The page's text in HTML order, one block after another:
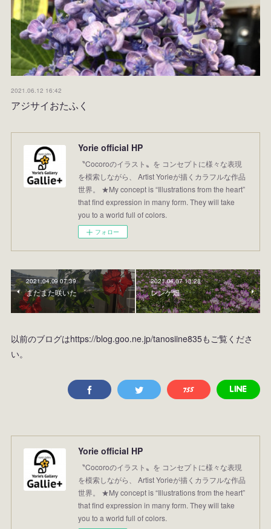
2021.06.12 16:42
アジサイおたふく
Yorie official HP
〝Cocoroのイラスト〟を コンセプトに様々な表現
を模索しながら、 Artist Yorieが描くカラフルな作品
世界。 ★My concept is “Illustrations from the heart”
that find expression in many form. They will take
you to a world full of colors.
フォロー
2021.04.09 07:39
またまた咲いた
2021.04.07 13:28
レンゲ畑
以前のブログはhttps://blog.goo.ne.jp/tanosiine835もご覧くださ
い。
Yorie official HP
〝Cocoroのイラスト〟を コンセプトに様々な表現
を模索しながら、 Artist Yorieが描くカラフルな作品
世界。 ★My concept is “Illustrations from the heart”
that find expression in many form. They will take
you to a world full of colors.